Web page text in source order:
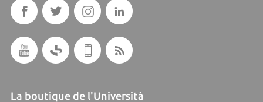
La boutique de l'Università